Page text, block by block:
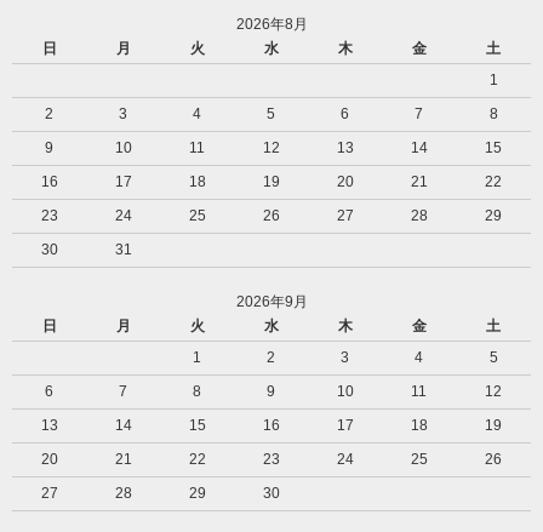
2026年8月
日
月 火 水 木 金
土
1
2
3 4 5 6 7
8
9
10 11 12 13 14
15
16
17 18 19 20 21
22
23
24 25 26 27 28
29
30
31
2026年9月
日
月 火 水 木 金
土
1
2 3 4
5
6
7 8 9 10 11
12
13
14 15 16 17 18
19
20
21 22 23 24 25
26
27
28 29 30